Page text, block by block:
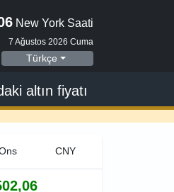
New York Saati
7 Ağustos 2026 Cuma
Türkçe
altın fiyatı